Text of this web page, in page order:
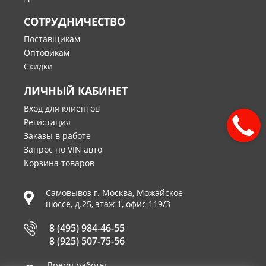
СОТРУДНИЧЕСТВО
Поставщикам
Оптовикам
Скидки
ЛИЧНЫЙ КАБИНЕТ
Вход для клиентов
Регистация
Заказы в работе
Запрос по VIN авто
Корзина товаров
Самовывоз г. Москва, Можайское
шоссе, д.25, этаж 1, офис 119/3
8 (495) 984-46-55
8 (925) 507-75-56